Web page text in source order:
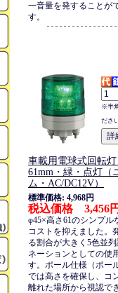
一音量を発することが
す。
※半
ださ
車載用電球式回転
61mm・緑・点灯（
ム・AC/DC12V）
標準価格: 4,968円
税込価格 3,456
φ45×高さ61のシンプル
コストを抑えました。
る割合が大きく5色並
ネーションとしての使
す。ポール仕様（ポー
では高さを確保し、コ
離れた場所から視認で